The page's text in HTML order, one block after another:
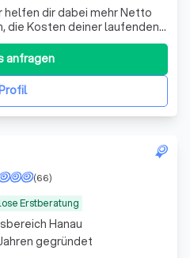
helfen dir dabei mehr Netto
die Kosten deiner laufenden
deine Rentenlücke zu
anfragen
Erstberatung
(66)
Hanau
gegründet